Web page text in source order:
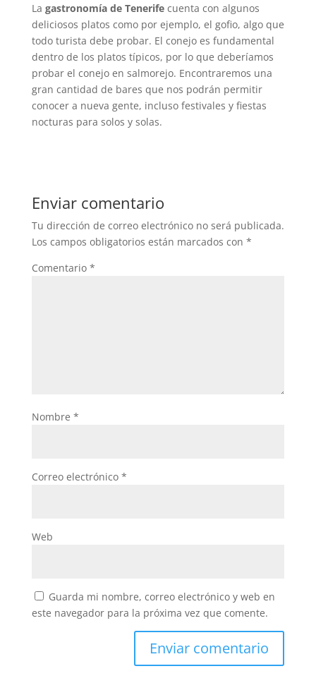
La gastronomía de Tenerifecuenta con algunos
deliciosos platos como por ejemplo, el gofio, algo que
todo turista debe probar. El conejo es fundamental
dentro de los platos típicos, por lo que deberíamos
probar el conejo en salmorejo. Encontraremos una
gran cantidad de bares que nos podrán permitir
conocer a nueva gente, incluso festivales y fiestas
nocturas para solos y solas.
Enviar comentario
Tu dirección de correo electrónico no será publicada.
Los campos obligatorios están marcados con *
Comentario *
Nombre *
Correo electrónico *
Web
Guarda mi nombre, correo electrónico y web en
este navegador para la próxima vez que comente.